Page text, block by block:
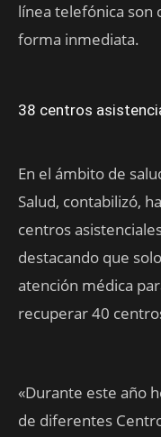
línea telefónica son
forma inmediata.
38 centros
En el ámbito de
Salud, contabilizó,
centros
destacando que
atención médica
recuperar 40
«Durante este año
de diferentes